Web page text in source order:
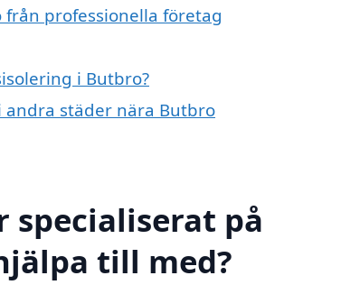
professionella företag
i Butbro?
andra städer nära Butbro
specialiserat på
till med?